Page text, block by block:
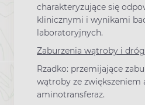
charakteryzujące się
klinicznymi i wynikami
laboratoryjnych.
Zaburzenia wątroby i
Rzadko: przemijające
wątroby ze zwiększeniem
aminotransferaz.